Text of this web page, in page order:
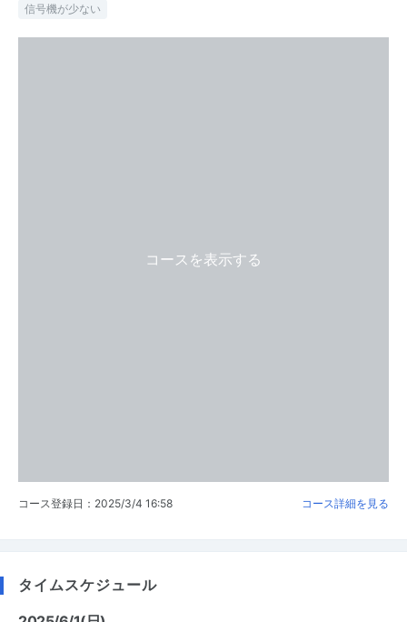
信号機が少ない
コースを表示する
コース登録日：2025/3/4 16:58 コース詳細を見る
タイムスケジュール